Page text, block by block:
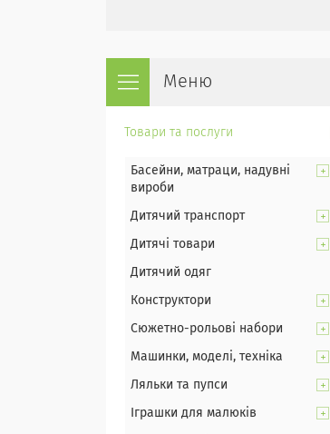
Товари та послуги
Басейни, матраци, надувні
вироби
Дитячий транспорт
Дитячі товари
Дитячий одяг
Конструктори
Сюжетно-рольові набори
Машинки, моделі, техніка
Ляльки та пупси
Іграшки для малюків